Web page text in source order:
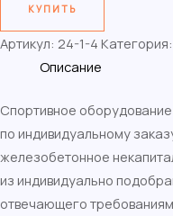
КУПИТЬ
Артикул: 24-1-4 Категория:
Описание
Спортивное оборудование
по индивидуальному
железобетонное
из индивидуально
отвечающего